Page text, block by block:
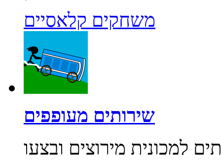
משחקים קלאסיים
שירותים מעופפים